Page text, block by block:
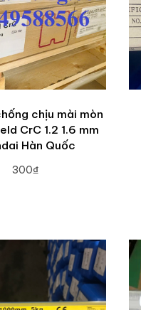
chịu mài mòn
CrC 1.2 1.6 mm
Hàn Quốc
300₫